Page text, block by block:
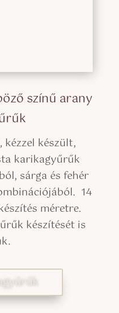
színű arany
kézzel készült,
karikagyűrűk
sárga és fehér
14
méretre.
készítését is